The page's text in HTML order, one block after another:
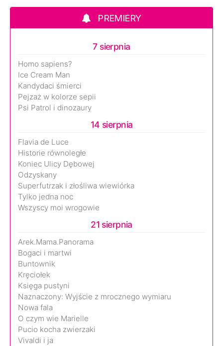
PREMIERY
7 sierpnia
Homo sapiens?
Ice Cream Man
Kandydaci śmierci
Pejzaż w kolorze sepii
Psi Patrol i dinozaury
14 sierpnia
Flavia de Luce
Historie równoległe
Koniec Ulicy Dębowej
Odzyskany
Superfutrzak i złośliwa wiewiórka
Tylko jedna noc
Wszyscy moi wrogowie
21 sierpnia
Arek.Mama.Panorama
Bogaci i martwi
Buntownik
Kręciołek
Księga pustyni
Naznaczony: Wyjście z mrocznego wymiaru
Nowa fala
O czym wie Marielle
Pucio kocha zwierzaki
Vivaldi i ja